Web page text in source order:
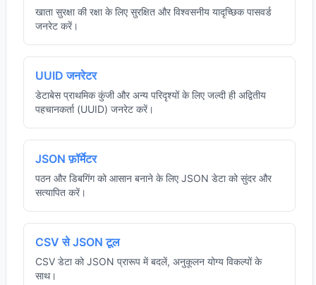
खाता सुरक्षा की रक्षा के लिए सुरक्षित और विश्वसनीय यादृच्छिक पासवर्ड
जनरेट करें।
UUID जनरेटर
डेटाबेस प्राथमिक कुंजी और अन्य परिदृश्यों के लिए जल्दी ही अद्वितीय
पहचानकर्ता (UUID) जनरेट करें।
JSON फ़ॉर्मेटर
पठन और डिबगिंग को आसान बनाने के लिए JSON डेटा को सुंदर और
सत्यापित करें।
CSV से JSON टूल
CSV डेटा को JSON प्रारूप में बदलें, अनुकूलन योग्य विकल्पों के
साथ।